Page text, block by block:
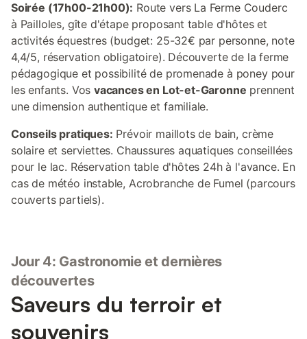
Soirée (17h00-21h00): Route vers La Ferme Couderc
à Pailloles, gîte d'étape proposant table d'hôtes et
activités équestres (budget: 25-32€ par personne, note
4,4/5, réservation obligatoire). Découverte de la ferme
pédagogique et possibilité de promenade à poney pour
les enfants. Vosvacances en Lot-et-Garonne prennent
une dimension authentique et familiale.
Conseils pratiques: Prévoir maillots de bain, crème
solaire et serviettes. Chaussures aquatiques conseillées
pour le lac. Réservation table d'hôtes 24h à l'avance. En
cas de météo instable, Acrobranche de Fumel (parcours
couverts partiels).
Jour 4: Gastronomie et dernières
découvertes
Saveurs du terroir et
souvenirs